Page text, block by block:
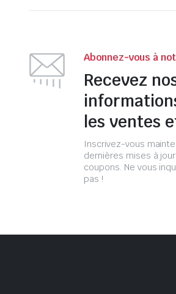
Abonnez-vous à
Recevez
les ventes
Inscrivez-vous
dernières mises à
coupons. Ne vous
pas !